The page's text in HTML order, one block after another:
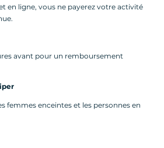
en ligne, vous ne payerez votre activité
avant pour un remboursement
femmes enceintes et les personnes en